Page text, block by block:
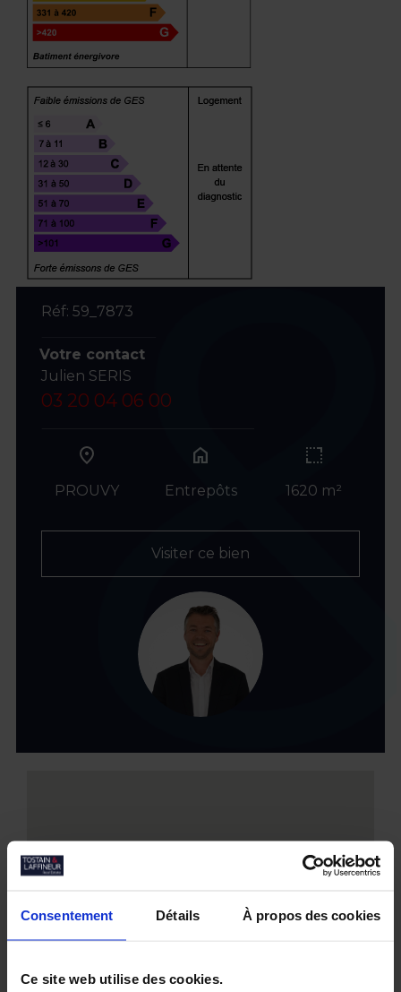
Consentement Détails À propos des cookies
Ce site web utilise des cookies.
Réf: 59_7873
Votre contact
Julien SERIS
03 20 04 06 00
PROUVY
home
Entrepôts 1620 m²
Visiter ce bien